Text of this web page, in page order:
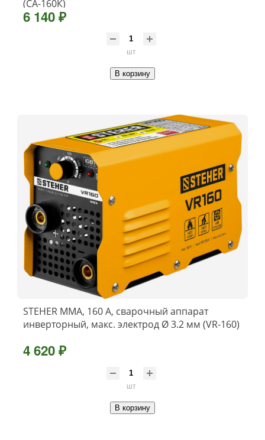
(СА-160К)
6 140 ₽
шт
В корзину
STEHER ММА, 160 А, сварочный аппарат
инверторный, макс. электрод Ø 3.2 мм (VR-160)
4 620 ₽
шт
В корзину